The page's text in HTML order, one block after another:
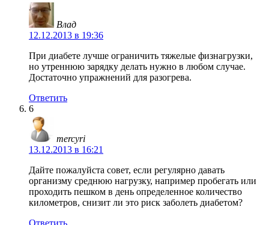
Влад
12.12.2013 в 19:36
При диабете лучше ограничить тяжелые физнагрузки,
но утреннюю зарядку делать нужно в любом случае.
Достаточно упражнений для разогрева.
Ответить
6
mercyri
13.12.2013 в 16:21
Дайте пожалуйста совет, если регулярно давать
организму среднюю нагрузку, например пробегать или
проходить пешком в день определенное количество
километров, снизит ли это риск заболеть диабетом?
Ответить